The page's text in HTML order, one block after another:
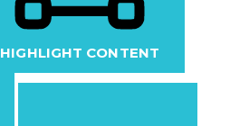
HIGHLIGHT CONTENT